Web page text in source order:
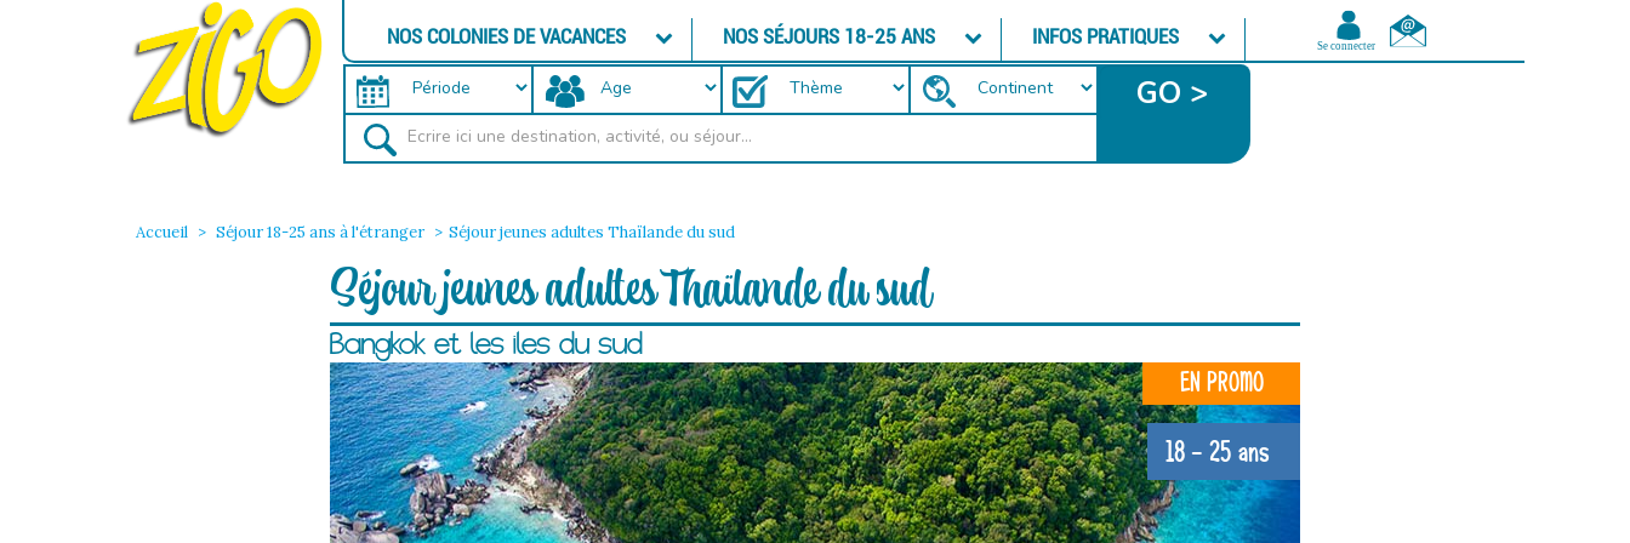
NOS COLONIES DE VACANCES NOS SÉJOURS 18-25 ANS INFOS PRATIQUES
GO >
Accueil Séjour 18-25 ans à l'étranger Séjour jeunes adultes Thaïlande du sud
Séjour jeunes adultes Thaïlande du sud
Bangkok et les îles du sud
EN PROMO
18 - 25 ans